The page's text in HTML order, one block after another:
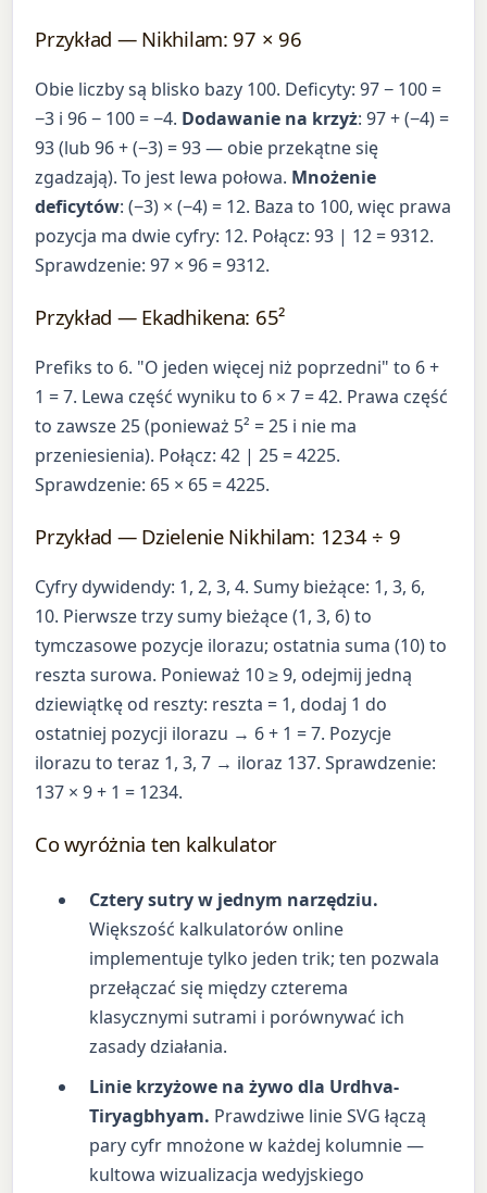
Przykład — Nikhilam: 97 × 96
Obie liczby są blisko bazy 100. Deficyty: 97 − 100 =
−3 i 96 − 100 = −4. Dodawanie na krzyż: 97 + (−4) =
93 (lub 96 + (−3) = 93 — obie przekątne się
zgadzają). To jest lewa połowa. Mnożenie
deficytów: (−3) × (−4) = 12. Baza to 100, więc prawa
pozycja ma dwie cyfry: 12. Połącz: 93 | 12 = 9312.
Sprawdzenie: 97 × 96 = 9312.
Przykład — Ekadhikena: 65²
Prefiks to 6. "O jeden więcej niż poprzedni" to 6 +
1 = 7. Lewa część wyniku to 6 × 7 = 42. Prawa część
to zawsze 25 (ponieważ 5² = 25 i nie ma
przeniesienia). Połącz: 42 | 25 = 4225.
Sprawdzenie: 65 × 65 = 4225.
Przykład — Dzielenie Nikhilam: 1234 ÷ 9
Cyfry dywidendy: 1, 2, 3, 4. Sumy bieżące: 1, 3, 6,
10. Pierwsze trzy sumy bieżące (1, 3, 6) to
tymczasowe pozycje ilorazu; ostatnia suma (10) to
reszta surowa. Ponieważ 10 ≥ 9, odejmij jedną
dziewiątkę od reszty: reszta = 1, dodaj 1 do
ostatniej pozycji ilorazu → 6 + 1 = 7. Pozycje
ilorazu to teraz 1, 3, 7 → iloraz 137. Sprawdzenie:
137 × 9 + 1 = 1234.
Co wyróżnia ten kalkulator
Cztery sutry w jednym narzędziu.
Większość kalkulatorów online
implementuje tylko jeden trik; ten pozwala
przełączać się między czterema
klasycznymi sutrami i porównywać ich
zasady działania.
Linie krzyżowe na żywo dla Urdhva-
Tiryagbhyam. Prawdziwe linie SVG łączą
pary cyfr mnożone w każdej kolumnie —
kultowa wizualizacja wedyjskiego